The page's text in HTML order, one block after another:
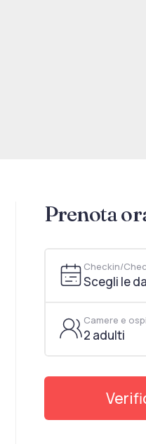
Prenota
Checkin/
Scegli le
Camere e
2 adulti